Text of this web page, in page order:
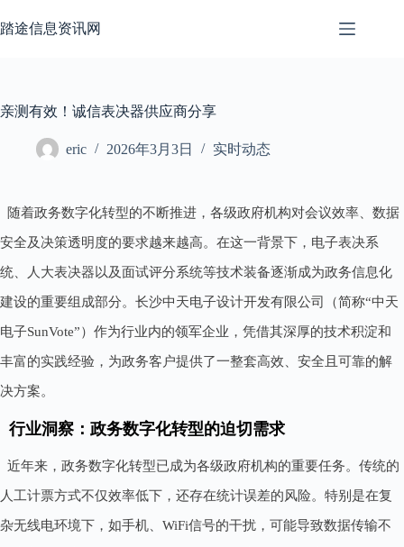
至
踏途信息资讯网
亲测有效！诚信表决器供应商分享
eric 2026年3月3日 实时动态
随着政务数字化转型的不断推进，各级政府机构对会议效率、数据
安全及决策透明度的要求越来越高。在这一背景下，电子表决系
统、人大表决器以及面试评分系统等技术装备逐渐成为政务信息化
建设的重要组成部分。长沙中天电子设计开发有限公司（简称“中天
电子SunVote”）作为行业内的领军企业，凭借其深厚的技术积淀和
丰富的实践经验，为政务客户提供了一整套高效、安全且可靠的解
决方案。
行业洞察：政务数字化转型的迫切需求
近年来，政务数字化转型已成为各级政府机构的重要任务。传统的
人工计票方式不仅效率低下，还存在统计误差的风险。特别是在复
杂无线电环境下，如手机、WiFi信号的干扰，可能导致数据传输不